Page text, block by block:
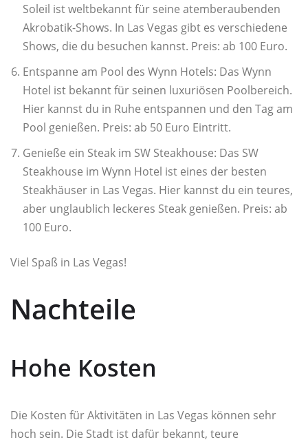
Soleil ist weltbekannt für seine atemberaubenden
Akrobatik-Shows. In Las Vegas gibt es verschiedene
Shows, die du besuchen kannst. Preis: ab 100 Euro.
Entspanne am Pool des Wynn Hotels: Das Wynn
Hotel ist bekannt für seinen luxuriösen Poolbereich.
Hier kannst du in Ruhe entspannen und den Tag am
Pool genießen. Preis: ab 50 Euro Eintritt.
Genieße ein Steak im SW Steakhouse: Das SW
Steakhouse im Wynn Hotel ist eines der besten
Steakhäuser in Las Vegas. Hier kannst du ein teures,
aber unglaublich leckeres Steak genießen. Preis: ab
100 Euro.
Viel Spaß in Las Vegas!
Nachteile
Hohe Kosten
Die Kosten für Aktivitäten in Las Vegas können sehr
hoch sein. Die Stadt ist dafür bekannt, teure